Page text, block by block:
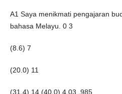
A1 Saya menikmati pengajaran
bahasa Melayu. 0 3
(8.6) 7
(20.0) 11
(31.4) 14 (40.0) 4.03 .985